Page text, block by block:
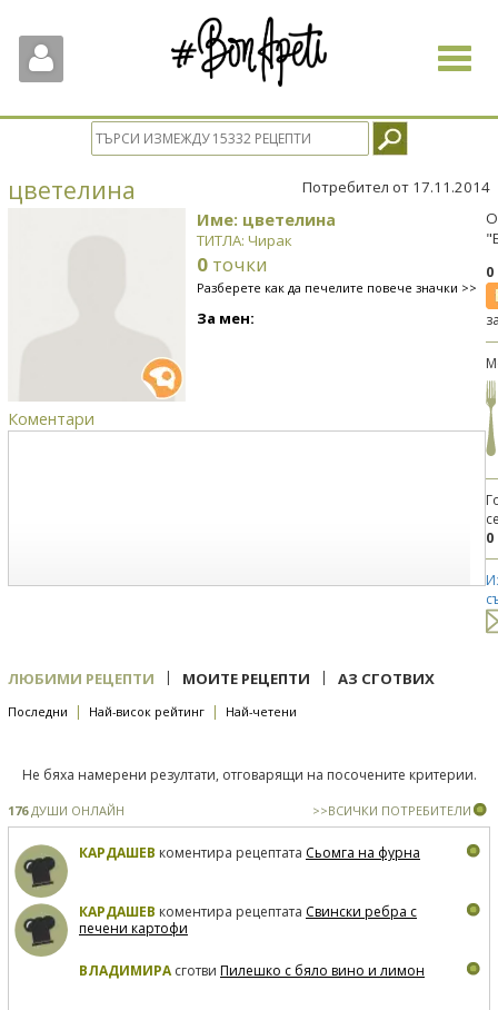
Toggle
цветелина Потребител от 17.11.2014
Име: цветелина
ТИТЛА: Чирак
0 точки
Разберете как да печелите повече значки >>
За мен:
Коментари
0
ЛЮБИМИ РЕЦЕПТИ | МОИТЕ РЕЦЕПТИ | АЗ СГОТВИХ
Последни | Най-висок рейтинг | Най-четени
Не бяха намерени резултати, отговарящи на посочените критерии.
176ДУШИ ОНЛАЙН >>ВСИЧКИ ПОТРЕБИТЕЛИ
КАРДАШЕВ коментира рецептата Сьомга на фурна
КАРДАШЕВ коментира рецептата Свински ребра с
печени картофи
ВЛАДИМИРАсготви Пилешко с бяло вино и лимон